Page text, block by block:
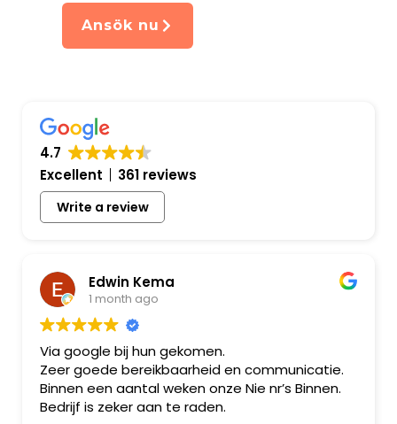
Ansök nu
4.7
Excellent
361 reviews
Write a review
Edwin Kema
1 month ago
Via google bij hun gekomen.
Zeer goede bereikbaarheid en communicatie.
Binnen een aantal weken onze Nie nr’s Binnen.
Bedrijf is zeker aan te raden.